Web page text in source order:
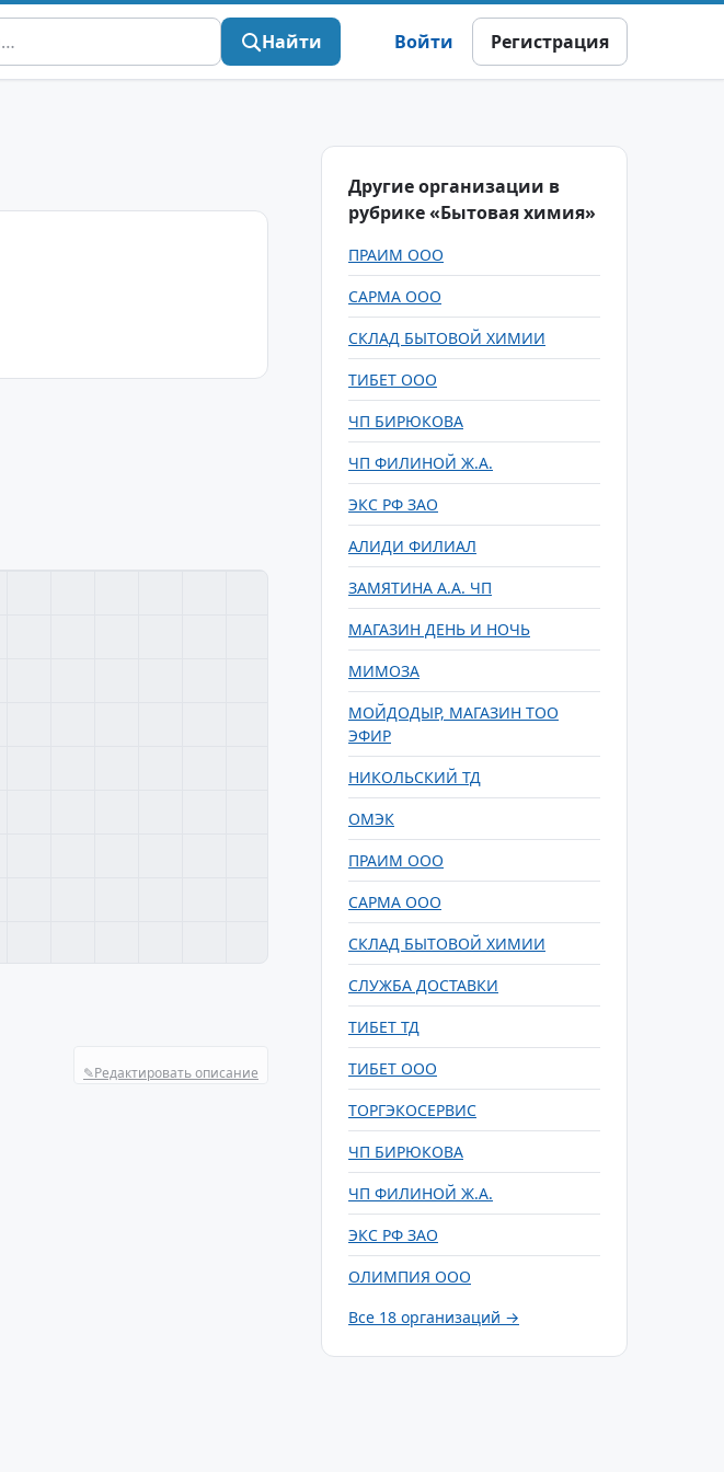
Найти Войти Регистрация
✎Редактировать описание
Другие организации в
рубрике «Бытовая химия»
ПРАИМ ООО
САРМА ООО
СКЛАД БЫТОВОЙ ХИМИИ
ТИБЕТ ООО
ЧП БИРЮКОВА
ЧП ФИЛИНОЙ Ж.А.
ЭКС РФ ЗАО
АЛИДИ ФИЛИАЛ
ЗАМЯТИНА А.А. ЧП
МАГАЗИН ДЕНЬ И НОЧЬ
МИМОЗА
МОЙДОДЫР, МАГАЗИН ТОО
ЭФИР
НИКОЛЬСКИЙ ТД
ОМЭК
ПРАИМ ООО
САРМА ООО
СКЛАД БЫТОВОЙ ХИМИИ
СЛУЖБА ДОСТАВКИ
ТИБЕТ ТД
ТИБЕТ ООО
ТОРГЭКОСЕРВИС
ЧП БИРЮКОВА
ЧП ФИЛИНОЙ Ж.А.
ЭКС РФ ЗАО
ОЛИМПИЯ ООО
Все 18 организаций →